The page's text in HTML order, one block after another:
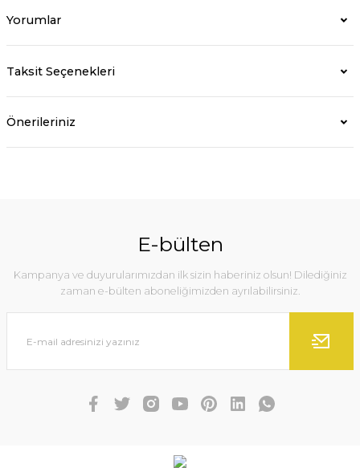
Yorumlar
Taksit Seçenekleri
Önerileriniz
E-bülten
Kampanya ve duyurularımızdan ilk sizin haberiniz olsun! Dilediğiniz
zaman e-bülten aboneliğimizden ayrılabilirsiniz.